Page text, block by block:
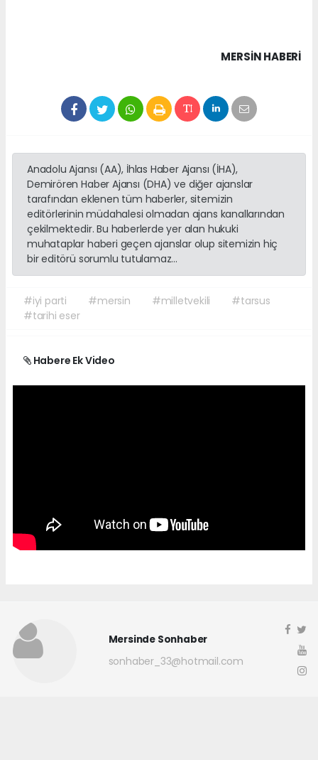
MERSIN HABERİ
Anadolu Ajansı (AA), İhlas Haber Ajansı (İHA),
Demirören Haber Ajansı (DHA) ve diğer ajanslar
tarafından eklenen tüm haberler, sitemizin
editörlerinin müdahalesi olmadan ajans kanallarından
çekilmektedir. Bu haberlerde yer alan hukuki
muhataplar haberi geçen ajanslar olup sitemizin hiç
bir editörü sorumlu tutulamaz...
#iyi parti #mersin #milletvekili
#tarsus
#tarihi eser
Habere Ek Video
Mersinde Sonhaber
sonhaber_33@hotmail.com